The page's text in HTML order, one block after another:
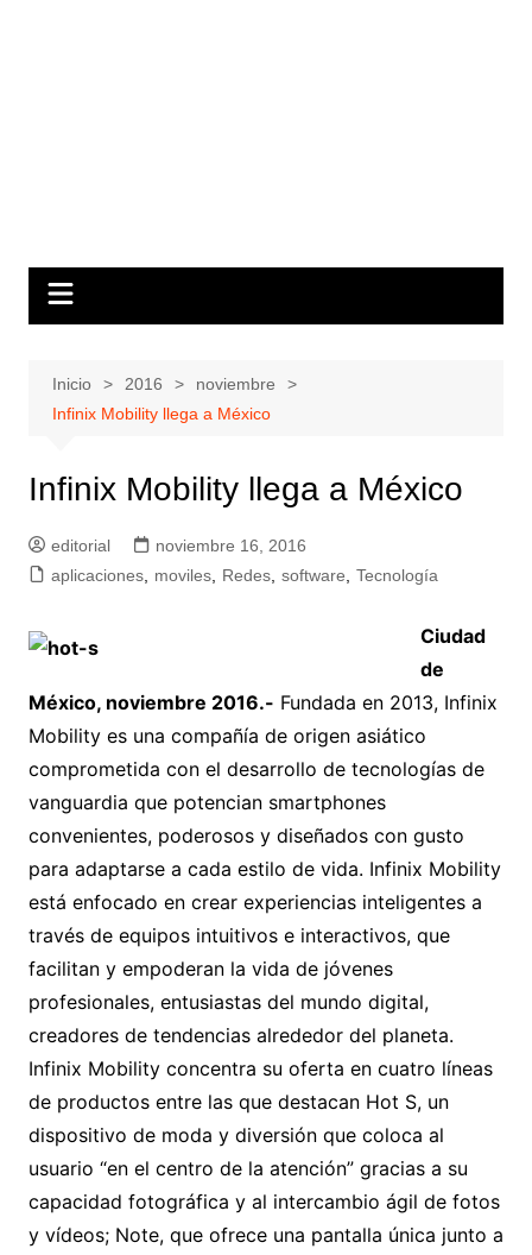
Inicio 2016
noviembre
Infinix Mobility llega a México
Infinix Mobility llega a México
editorial
noviembre 16, 2016
aplicaciones, moviles, Redes, software Tecnología
Ciudad
de
México, noviembre 2016.- Fundada en 2013, Infinix
Mobility es una compañía de origen asiático
comprometida con el desarrollo de tecnologías de
vanguardia que potencian smartphones
convenientes, poderosos y diseñados con gusto
para adaptarse a cada estilo de vida. Infinix Mobility
está enfocado en crear experiencias inteligentes a
través de equipos intuitivos e interactivos, que
facilitan y empoderan la vida de jóvenes
profesionales, entusiastas del mundo digital,
creadores de tendencias alrededor del planeta.
Infinix Mobility concentra su oferta en cuatro líneas
de productos entre las que destacan Hot S, un
dispositivo de moda y diversión que coloca al
usuario “en el centro de la atención” gracias a su
capacidad fotográfica y al intercambio ágil de fotos
y vídeos; Note, que ofrece una pantalla única junto a